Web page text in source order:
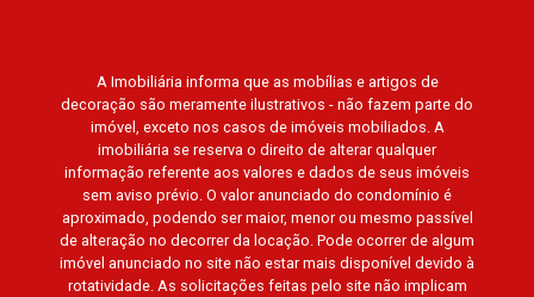
A Imobiliária informa que as mobílias e artigos de
decoração são meramente ilustrativos - não fazem parte do
imóvel, exceto nos casos de imóveis mobiliados. A
imobiliária se reserva o direito de alterar qualquer
informação referente aos valores e dados de seus imóveis
sem aviso prévio. O valor anunciado do condomínio é
aproximado, podendo ser maior, menor ou mesmo passível
de alteração no decorrer da locação. Pode ocorrer de algum
imóvel anunciado no site não estar mais disponível devido à
rotatividade. As solicitações feitas pelo site não implicam